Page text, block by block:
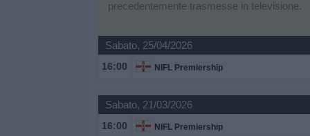
precedentemente trasmesse in televisione.
Sabato, 25/04/2026
16:00 NIFL Premiership
Sabato, 21/03/2026
16:00 NIFL Premiership